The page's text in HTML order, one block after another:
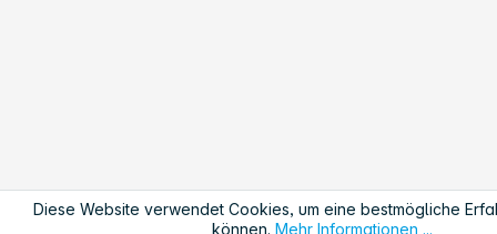
Diese Website verwendet Cookies, um eine bestmögliche
können. Mehr Informationen ...